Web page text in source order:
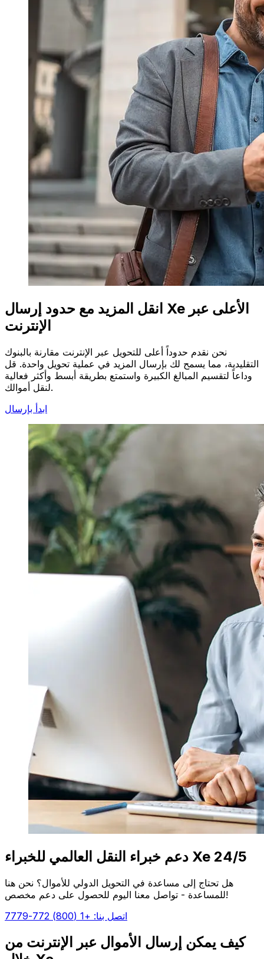
انقل المزيد مع حدود إرسال Xe الأعلى عبر
الإنترنت
نحن نقدم حدوداً أعلى للتحويل عبر الإنترنت مقارنة بالبنوك
التقليدية، مما يسمح لك بإرسال المزيد في عملية تحويل واحدة. قل
وداعاً لتقسيم المبالغ الكبيرة واستمتع بطريقة أبسط وأكثر فعالية
لنقل أموالك.
ابدأ بإرسال
دعم خبراء النقل العالمي للخبراء Xe 24/5
هل تحتاج إلى مساعدة في التحويل الدولي للأموال؟ نحن هنا
للمساعدة - تواصل معنا اليوم للحصول على دعم مخصص!
اتصل بنا: +1 (800) 772-7779
كيف يمكن إرسال الأموال عبر الإنترنت من